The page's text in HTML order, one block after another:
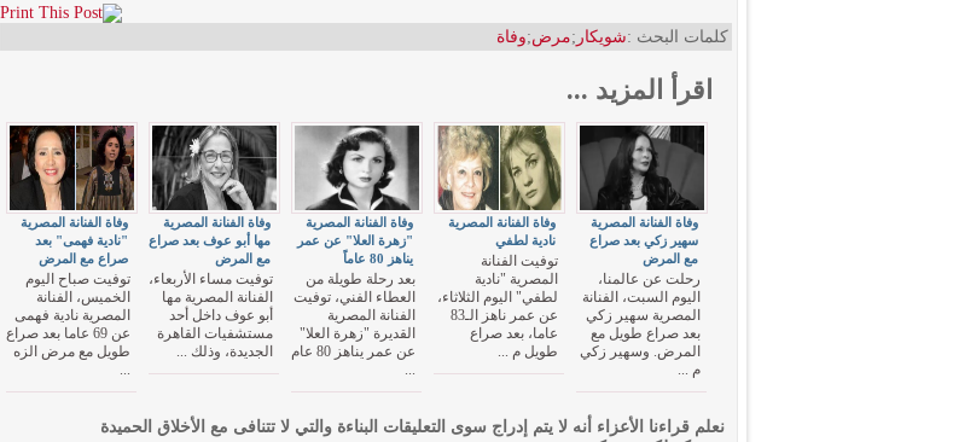
كلمات البحث :شويكار ;مرض;وفاة
اقرأ المزيد ...
وفاة الفنانة المصرية
"نادية فهمى" بعد
صراع مع المرض
توفيت صباح اليوم
الخميس، الفنانة
المصرية نادية فهمى
عن 69 عاما بعد صراع
طويل مع مرض الزه
...
وفاة الفنانة المصرية
مها أبو عوف بعد صراع
مع المرض
توفيت مساء الأربعاء،
الفنانة المصرية مها
أبو عوف داخل أحد
مستشفيات القاهرة
الجديدة، وذلك ...
وفاة الفنانة المصرية
"زهرة العلا" عن عمر
يناهز 80 عاماً
بعد رحلة طويلة من
العطاء الفني، توفيت
الفنانة المصرية
القديرة "زهرة العلا"
عن عمر يناهز 80 عام
...
وفاة الفنانة المصرية
نادية لطفي
توفيت الفنانة
المصرية "نادية
لطفي" اليوم الثلاثاء،
عن عمر ناهز الـ83
عاما، بعد صراع
طويل م ...
وفاة الفنانة المصرية
سهير زكي بعد صراع
مع المرض
رحلت عن عالمنا،
اليوم السبت، الفنانة
المصرية سهير زكي
بعد صراع طويل مع
المرض. وسهير زكي
م ...
نعلم قراءنا الأعزاء أنه لا يتم إدراج سوى التعليقات البناءة والتي لا تتنافى مع الأخلاق الحميدة